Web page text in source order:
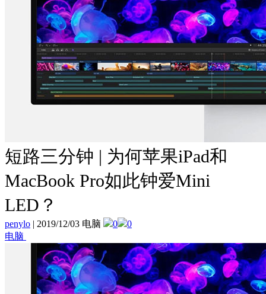
短路三分钟 | 为何苹果iPad和
MacBook Pro如此钟爱Mini
LED？
penylo | 2019/12/03 电脑 0
0
电脑